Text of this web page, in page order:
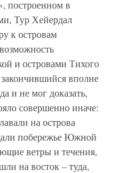
построенном в
Тур Хейердал
к островам
и островами Тихого
вполне
и не мог доказать,
совершенно иначе:
на острова
побережье Южной
ветры и течения,
на восток – туда,